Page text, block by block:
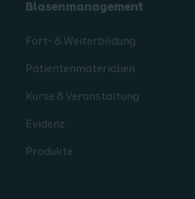
Blasenmanagement
Fort- & Weiterbildung
Patientenmaterialien
Kurse & Veranstaltung
Evidenz
Produkte